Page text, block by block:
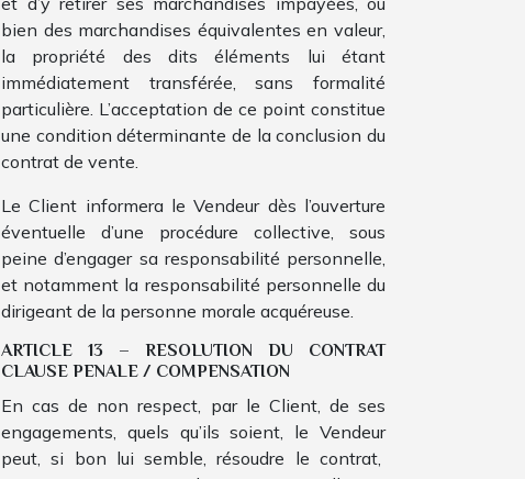
bien des marchandises équivalentes en valeur,
la propriété des dits éléments lui étant
immédiatement transférée, sans formalité
particulière. L’acceptation de ce point constitue
une condition déterminante de la conclusion du
contrat de vente.
Le Client informera le Vendeur dès l’ouverture
éventuelle d’une procédure collective, sous
peine d’engager sa responsabilité personnelle,
et notamment la responsabilité personnelle du
dirigeant de la personne morale acquéreuse.
ARTICLE 13 – RESOLUTION DU CONTRAT
CLAUSE PENALE / COMPENSATION
En cas de non respect, par le Client, de ses
engagements, quels qu’ils soient, le Vendeur
peut, si bon lui semble, résoudre le contrat,